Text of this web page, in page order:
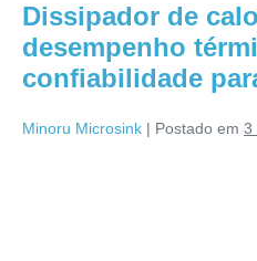
Dissipador de
desempenho
confiabilidade
Minoru Microsink | Postado em 3